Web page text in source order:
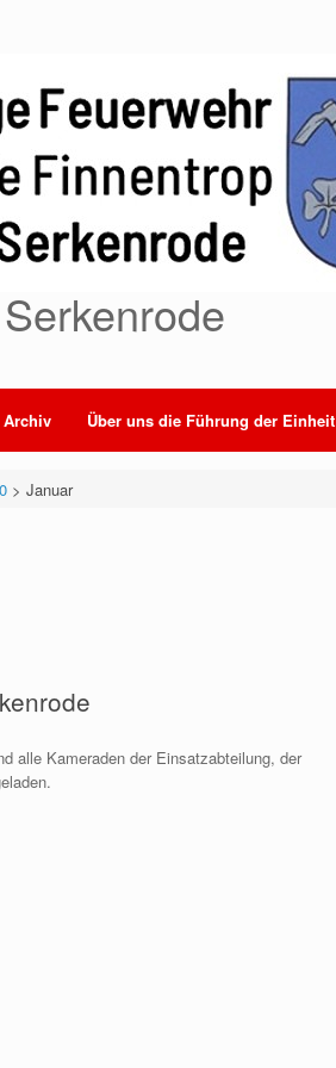
Archiv Über uns die Führung der Einheit
> Januar
alle Kameraden der Einsatzabteilung, der